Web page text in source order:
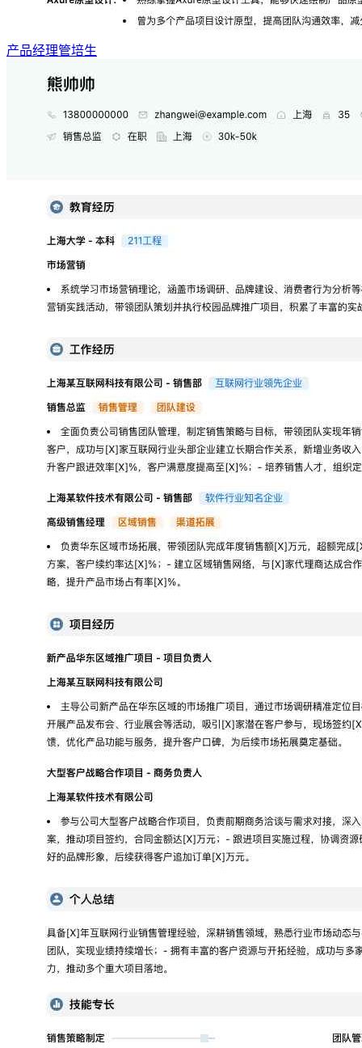
产品经理管培生